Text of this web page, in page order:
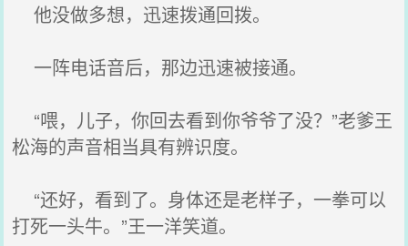
他没做多想，迅速拨通回拨。
一阵电话音后，那边迅速被接通。
“喂，儿子，你回去看到你爷爷了没？”老爹王
松海的声音相当具有辨识度。
“还好，看到了。身体还是老样子，一拳可以
打死一头牛。”王一洋笑道。